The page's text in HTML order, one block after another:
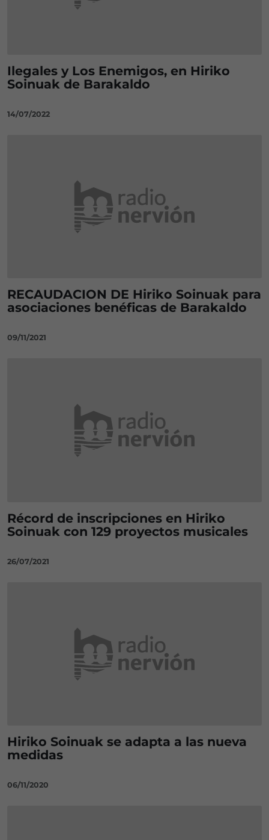
Ilegales y Los Enemigos, en Hiriko
Soinuak de Barakaldo
14/07/2022
RECAUDACION DE Hiriko Soinuak para
asociaciones benéficas de Barakaldo
09/11/2021
Récord de inscripciones en Hiriko
Soinuak con 129 proyectos musicales
26/07/2021
Hiriko Soinuak se adapta a las nueva
medidas
06/11/2020